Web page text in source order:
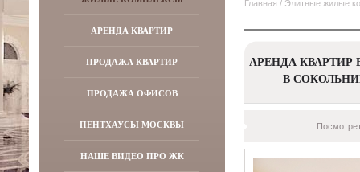
АРЕНДА КВАРТИР
ПРОДАЖА КВАРТИР
ПРОДАЖА ОФИСОВ
ПЕНТХАУСЫ МОСКВЫ
НАШЕ ВИДЕО ПРО ЖК
Главная / Элитные жилые
АРЕНДА
В